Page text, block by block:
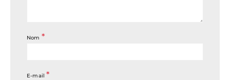
Nom *
E-mail*